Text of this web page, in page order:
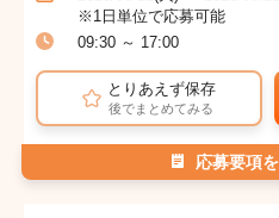
※1日単位で応募可能
09:30 ～ 17:00
とりあえず保存
後でまとめてみる
応募要項